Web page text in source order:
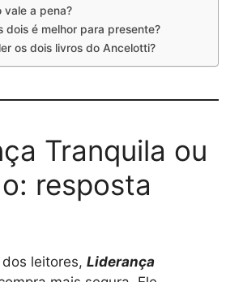
vale a pena?
dois é melhor para presente?
os dois livros do Ancelotti?
Tranquila ou
resposta
leitores, Liderança